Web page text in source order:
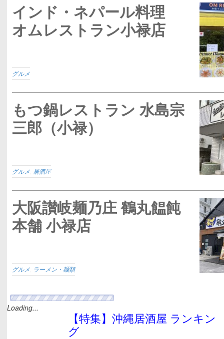
インド・ネパール料理
オムレストラン小禄店
グルメ
もつ鍋レストラン 水島宗
三郎（小禄）
グルメ 居酒屋
大阪讃岐麺乃庄 鶴丸饂飩
本舗 小禄店
グルメ ラーメン・麺類
PIER’S BAKERY/ピアーズベ
その2（浦添市）